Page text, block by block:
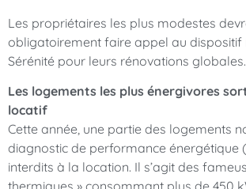
Les propriétaires les plus modestes
obligatoirement faire appel au dispositif
Sérénité pour leurs rénovations globales.
Les logements les plus énergivores
locatif
Cette année, une partie des logements
diagnostic de performance énergétique
interdits à la location. Il s’agit des